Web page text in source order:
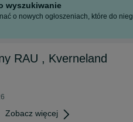
wyszukiwanie
o nowych ogłoszeniach, które do
RAU , Kverneland
Zobacz więcej